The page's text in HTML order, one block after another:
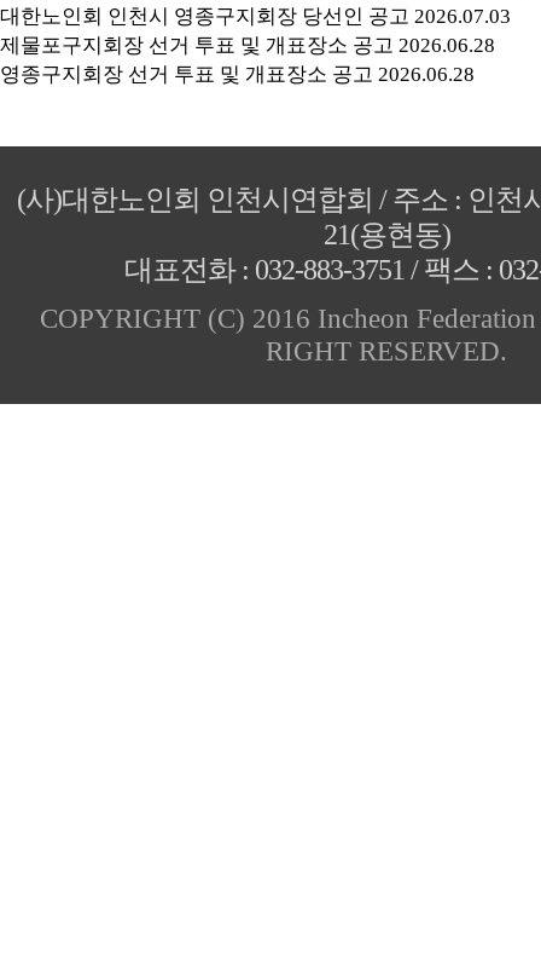
대한노인회 인천시 영종구지회장 당선인 공고 2026.07.03
제물포구지회장 선거 투표 및 개표장소 공고 2026.06.28
영종구지회장 선거 투표 및 개표장소 공고 2026.06.28
(사)대한노인회 인천시연합회 / 주소 : 인천
21(용현동)
대표전화 : 032-883-3751 / 팩스 :
COPYRIGHT (C) 2016 Incheon
RIGHT RESERVED.